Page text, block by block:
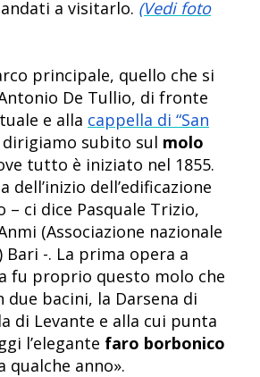
a visitarlo. (Vedi foto
principale, quello che si
De Tullio, di fronte
e alla cappella di “San
dirigiamo subito sul molo
tutto è iniziato nel 1855.
dell’inizio dell’edificazione
– ci dice Pasquale Trizio,
(Associazione nazionale
-. La prima opera a
fu proprio questo molo che
due bacini, la Darsena di
di Levante e alla cui punta
l’elegante faro borbonico
anno».